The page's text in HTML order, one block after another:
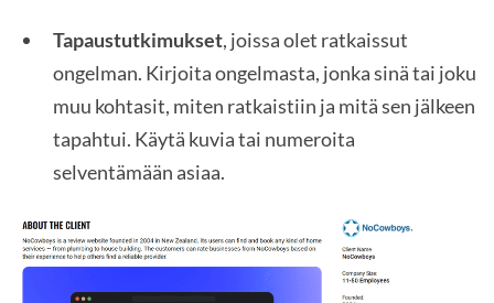
Tapaustutkimukset, joissa olet ratkaissut
ongelman. Kirjoita ongelmasta, jonka sinä tai joku
muu kohtasit, miten ratkaistiin ja mitä sen jälkeen
tapahtui. Käytä kuvia tai numeroita
selventämään asiaa.